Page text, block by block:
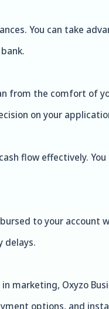
You can take
from the comfort of
on your
flow effectively.
to your account
delays.
Oxyzo
options, and